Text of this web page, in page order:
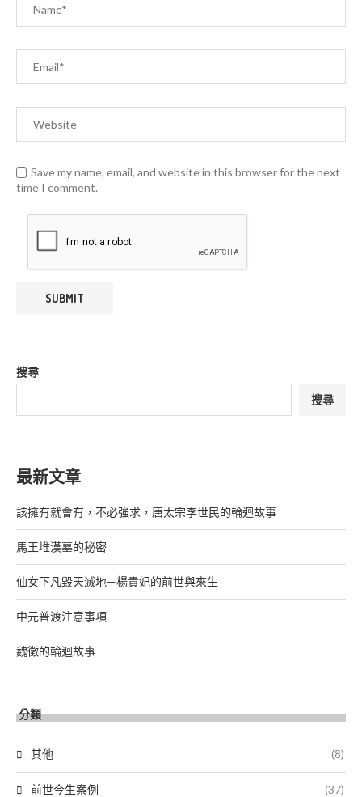
Save my name, email, and website in this browser for the next
time I comment.
搜尋
搜尋
最新文章
該擁有就會有，不必強求，唐太宗李世民的輪迴故事
馬王堆漢墓的秘密
仙女下凡毀天滅地—楊貴妃的前世與來生
中元普渡注意事項
魏徵的輪迴故事
分類
其他 (8)
前世今生案例 (37)